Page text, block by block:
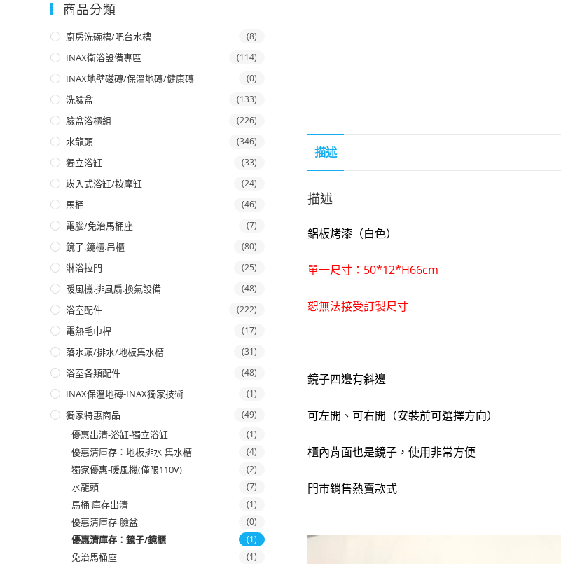
描述
描述
鋁板烤漆（白色）
單一尺寸：50*12*H66cm
恕無法接受訂製尺寸
鏡子四邊有斜邊
可左開、可右開（安裝前可選擇方向）
櫃內背面也是鏡子，使用非常方便
門市銷售熱賣款式
商品分類
廚房洗碗槽/吧台水槽 (8)
INAX衛浴設備專區 (114)
INAX地壁磁磚/保溫地磚/健康磚 (0)
洗臉盆 (133)
臉盆浴櫃組 (226)
水龍頭 (346)
獨立浴缸 (33)
崁入式浴缸/按摩缸 (24)
馬桶 (46)
電腦/免治馬桶座 (7)
鏡子.鏡櫃.吊櫃 (80)
淋浴拉門 (25)
暖風機.排風扇.換氣設備 (48)
浴室配件 (222)
電熱毛巾桿 (17)
落水頭/排水/地板集水槽 (31)
浴室各類配件 (48)
INAX保溫地磚-INAX獨家技術 (1)
獨家特惠商品 (49)
優惠出清-浴缸-獨立浴缸 (1)
優惠清庫存：地板排水 集水槽 (4)
獨家優惠-暖風機(僅限110V) (2)
水龍頭 (7)
馬桶 庫存出清 (1)
優惠清庫存-臉盆 (0)
優惠清庫存：鏡子/鏡櫃 (1)
免治馬桶座 (1)